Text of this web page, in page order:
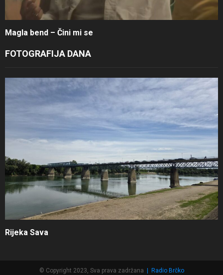
Magla bend – Čini mi se
FOTOGRAFIJA DANA
Rijeka Sava
© Copyright 2023, Sva prava zadržana Radio Brčko